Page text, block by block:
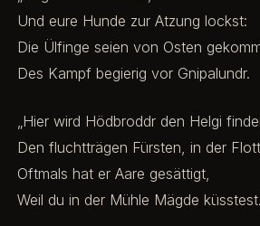
Und eure Hunde zur Atzung lockst:
Die Ülfinge seien von Osten
Des Kampf begierig vor Gnipalundr.
„Hier wird Hödbroddr den Helgi
Den fluchtträgen Fürsten, in der
Oftmals hat er Aare gesättigt,
Weil du in der Mühle Mägde